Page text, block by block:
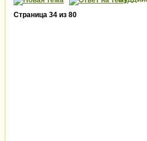
Страница 34 из 80